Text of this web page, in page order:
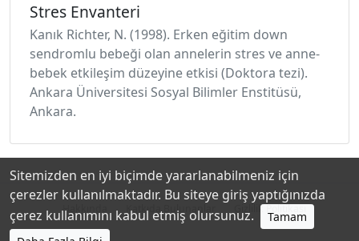
Stres Envanteri
Kanık Richter, N. (1998). Erken eğitim down
sendromlu bebeği olan annelerin stres ve anne-
bebek etkileşim düzeyine etkisi (Doktora tezi).
Ankara Üniversitesi Sosyal Bilimler Enstitüsü,
Ankara.
Hakkında Katkıda Bulunanlar Gizlilik Politikası
Sitemizden en iyi biçimde yararlanabilmeniz için
çerezler kullanılmaktadır. Bu siteye giriş yaptığınızda
çerez kullanımını kabul etmiş olursunuz.
Tamam